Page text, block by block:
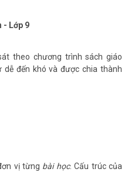
- Lớp 9
theo chương trình sách giáo
dễ đến khó và được chia thành
vị từng bài học. Cấu trúc của